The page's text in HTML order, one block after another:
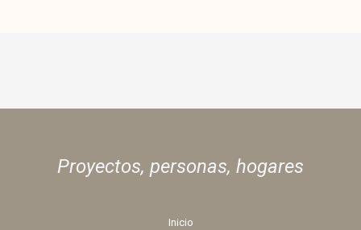
Proyectos, personas, hogares
Inicio